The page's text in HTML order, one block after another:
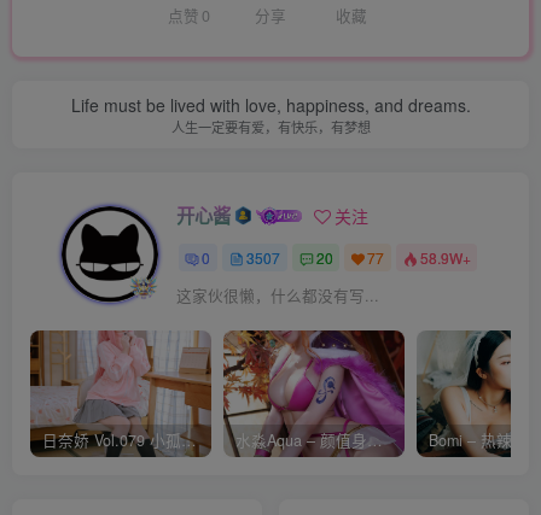
点赞 0 分享 收藏
Life must be lived with love, happiness, and dreams.
人生一定要有爱，有快乐，有梦想
开心酱 关注
0 3507 20 77 58.9W+
这家伙很懒，什么都没有写...
日奈娇 Vol.079 小孤独 [134P-1.84GB] 水淼Aqua – 颜值身材双在线 火爆日本 Cos写真作品合集